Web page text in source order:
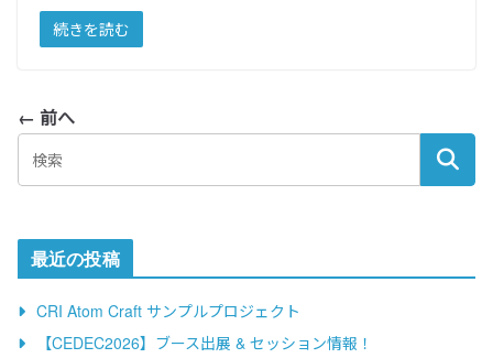
続きを読む
← 前へ
最近の投稿
CRI Atom Craft サンプルプロジェクト
【CEDEC2026】ブース出展 & セッション情報！